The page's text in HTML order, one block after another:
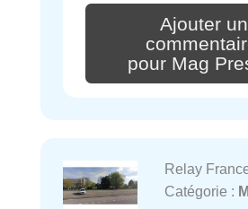
Ajouter un
pour Mag
Relay
Catégorie :